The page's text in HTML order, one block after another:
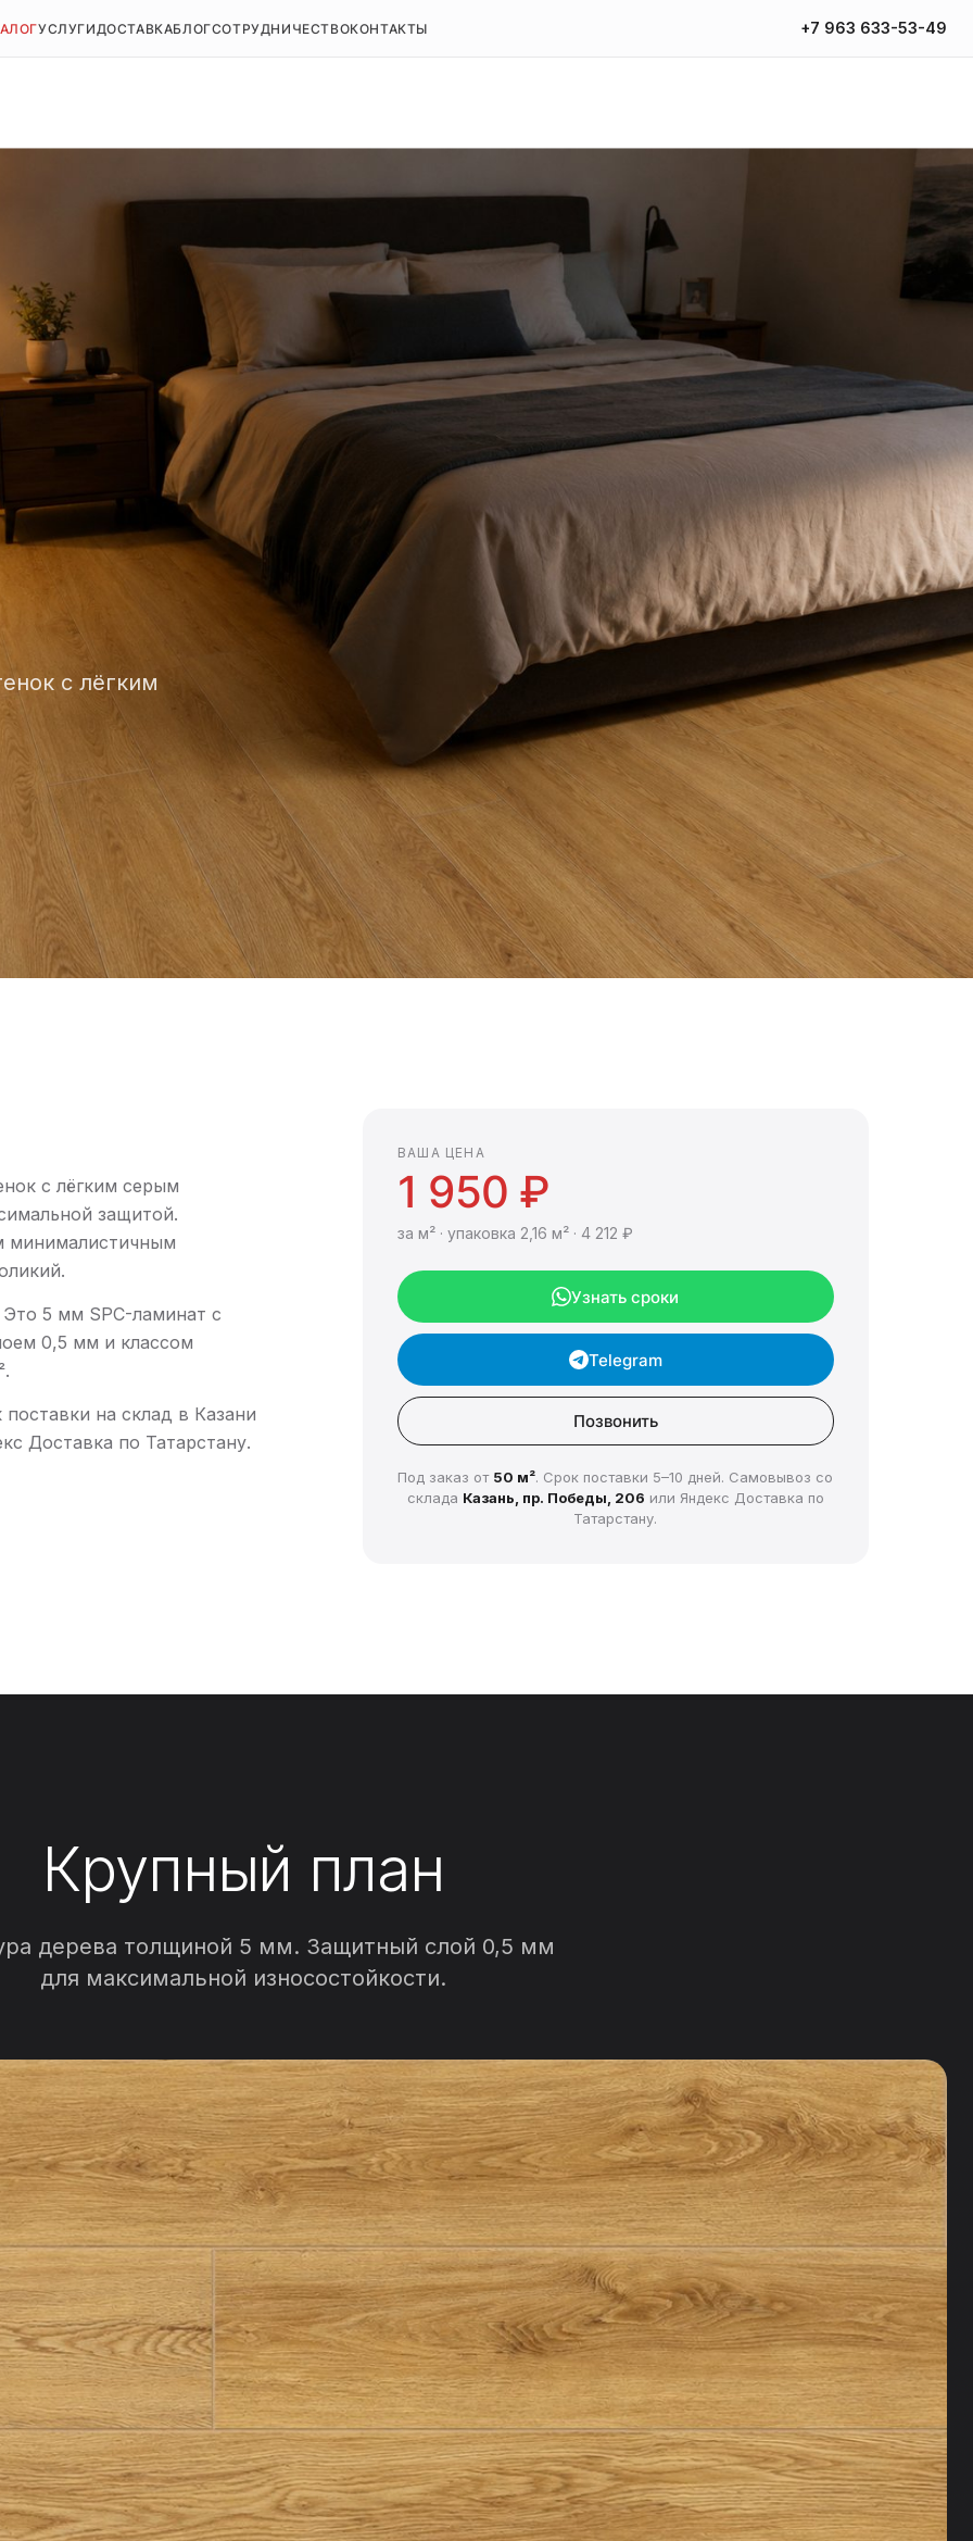
УСЛУГИ ДОСТАВКАБЛОГСОТРУДНИЧЕСТВОКОНТАКТЫ +7 963 633-53-49
с лёгким
с лёгким серым
защитой.
минималистичным
Это 5 мм SPC-ламинат с
0,5 мм и классом
поставки на склад в Казани
Доставка по Татарстану.
ВАША ЦЕНА
1 950 ₽
за м² · упаковка 2,16 м² · 4 212 ₽
Узнать сроки
Telegram
Позвонить
Под заказ от 50 м². Срок поставки 5–10 дней. Самовывоз со
склада Казань, пр. Победы, 206 или Яндекс Доставка по
Татарстану.
Крупный план
дерева толщиной 5 мм. Защитный слой 0,5 мм
для максимальной износостойкости.